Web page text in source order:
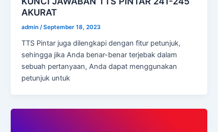
AKURAT
admin/September 18, 2023
TTS Pintar juga dilengkapi dengan fitur petunjuk,
sehingga jika Anda benar-benar terjebak dalam
sebuah pertanyaan, Anda dapat menggunakan
petunjuk untuk